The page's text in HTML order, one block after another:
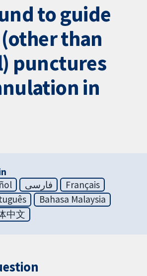
to guide
than
punctures
in
فارسی
Français
Bahasa Malaysia
中文